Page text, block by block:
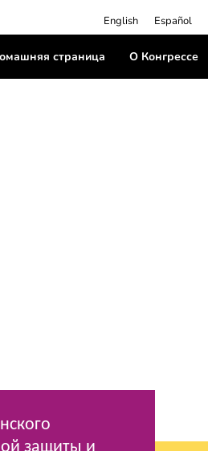
English Español
страница О Конгрессе